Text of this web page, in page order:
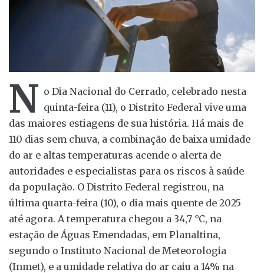
N o Dia Nacional do Cerrado, celebrado nesta
quinta-feira (11), o Distrito Federal vive uma
das maiores estiagens de sua história. Há mais de
110 dias sem chuva, a combinação de baixa umidade
do ar e altas temperaturas acende o alerta de
autoridades e especialistas para os riscos à saúde
da população. O Distrito Federal registrou, na
última quarta-feira (10), o dia mais quente de 2025
até agora. A temperatura chegou a 34,7 °C, na
estação de Águas Emendadas, em Planaltina,
segundo o Instituto Nacional de Meteorologia
(Inmet), e a umidade relativa do ar caiu a 14% na